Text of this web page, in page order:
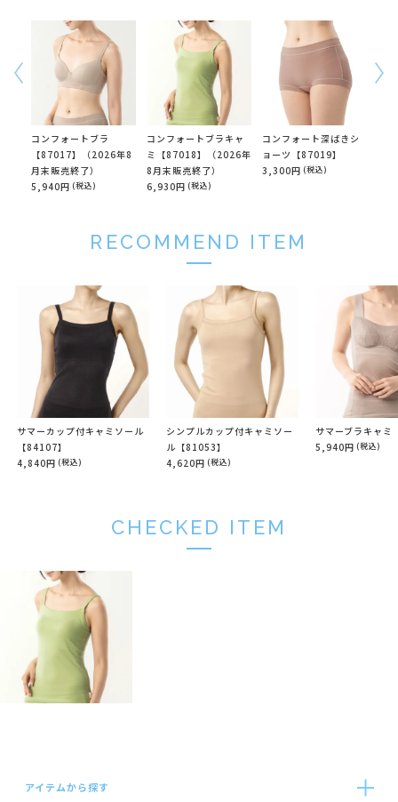
コンフォートブラ
【87017】（2026年8
月末販売終了）
5,940円 (税込)
コンフォートブラキャ
ミ【87018】（2026年
8月末販売終了）
6,930円 (税込)
コンフォート深ばきシ
ョーツ【87019】
3,300円 (税込)
RECOMMEND ITEM
サマーカップ付キャミソール
【84107】
4,840円 (税込)
シンプルカップ付キャミソー
ル【81053】
4,620円 (税込)
サマーブラキャ
5,940円 (税込)
CHECKED ITEM
アイテムから探す